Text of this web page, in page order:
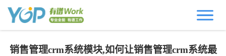
销售管理crm系统模块,如何让销售管理crm系统最